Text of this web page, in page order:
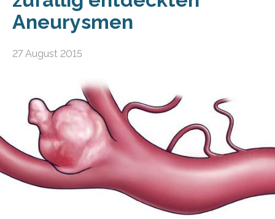
Aneurysmen
27 August 2015